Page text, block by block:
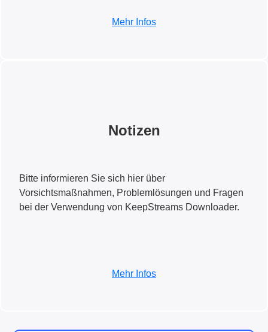
Mehr Infos
Notizen
Bitte informieren Sie sich hier über
Vorsichtsmaßnahmen, Problemlösungen und Fragen
bei der Verwendung von KeepStreams Downloader.
Mehr Infos